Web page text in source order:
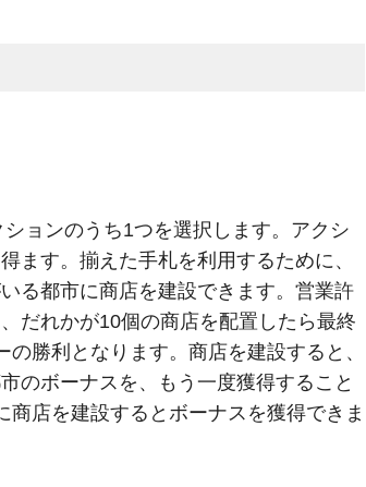
ョンのうち1つを選択します。アクシ
ます。揃えた手札を利用するために、
る都市に商店を建設できます。営業許
だれかが10個の商店を配置したら最終
勝利となります。商店を建設すると、
のボーナスを、もう一度獲得すること
店を建設するとボーナスを獲得できま